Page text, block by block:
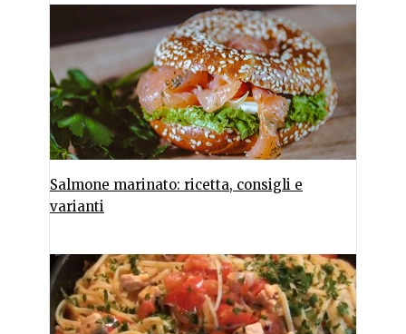
Salmone marinato: ricetta, consigli e
varianti